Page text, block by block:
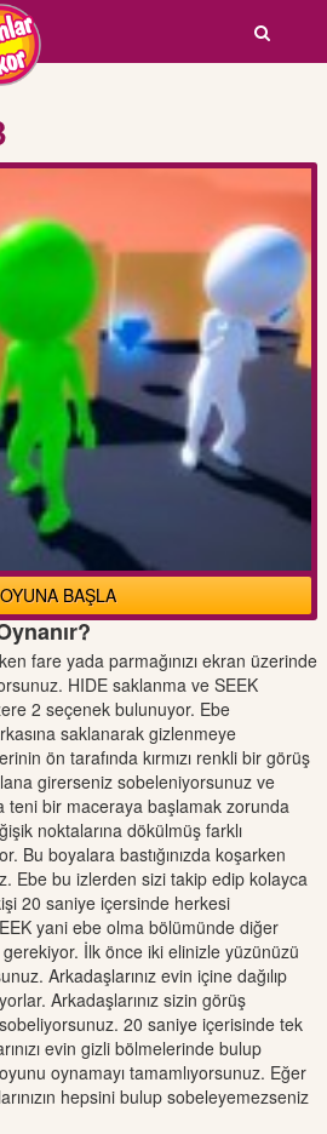
OYUNA BAŞLA
fare yada parmağınızı ekran üzerinde
HIDE saklanma ve SEEK
2 seçenek bulunuyor. Ebe
saklanarak gizlenmeye
ön tarafında kırmızı renkli bir görüş
girerseniz sobeleniyorsunuz ve
teni bir maceraya başlamak zorunda
noktalarına dökülmüş farklı
Bu boyalara bastığınızda koşarken
Ebe bu izlerden sizi takip edip kolayca
20 saniye içersinde herkesi
yani ebe olma bölümünde diğer
İlk önce iki elinizle yüzünüzü
Arkadaşlarınız evin içine dağılıp
Arkadaşlarınız sizin görüş
20 saniye içerisinde tek
evin gizli bölmelerinde bulup
oynamayı tamamlıyorsunuz. Eğer
hepsini bulup sobeleyemezseniz